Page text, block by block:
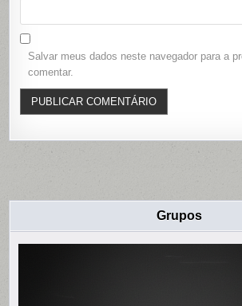
Salvar meus dados neste navegador para a
comentar.
Grupos